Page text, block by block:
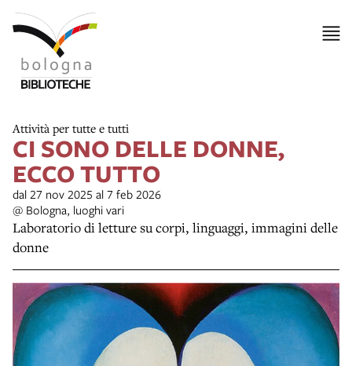
Attività per tutte e tutti
CI SONO DELLE DONNE,
ECCO TUTTO
dal 27 nov 2025 al 7 feb 2026
@ Bologna, luoghi vari
Laboratorio di letture su corpi, linguaggi, immagini delle
donne